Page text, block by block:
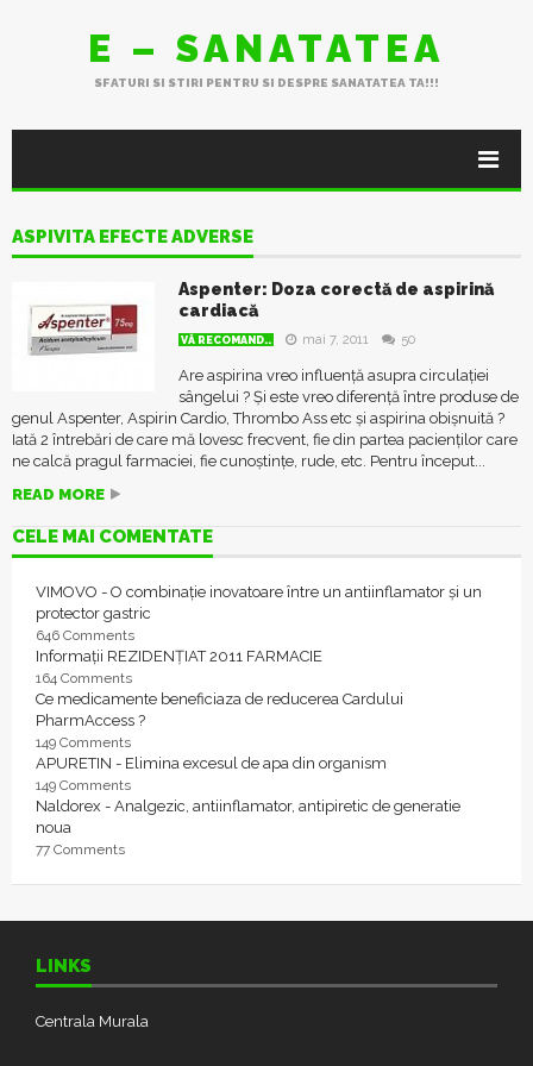
E – SANATATEA
SFATURI SI STIRI PENTRU SI DESPRE SANATATEA TA!!!
ASPIVITA EFECTE ADVERSE
Aspenter: Doza corectă de aspirină
cardiacă
VĂ RECOMAND.. mai 7, 2011 50
Are aspirina vreo influență asupra circulației
sângelui ? Și este vreo diferență între produse de
genul Aspenter, Aspirin Cardio, Thrombo Ass etc și aspirina obișnuită ?
Iată 2 întrebări de care mă lovesc frecvent, fie din partea pacienților care
ne calcă pragul farmaciei, fie cunoștințe, rude, etc. Pentru început...
READ MORE
CELE MAI COMENTATE
VIMOVO - O combinație inovatoare între un antiinflamator și un
protector gastric
646 Comments
Informații REZIDENȚIAT 2011 FARMACIE
164 Comments
Ce medicamente beneficiaza de reducerea Cardului
PharmAccess ?
149 Comments
APURETIN - Elimina excesul de apa din organism
149 Comments
Naldorex - Analgezic, antiinflamator, antipiretic de generatie
noua
77 Comments
LINKS
Centrala Murala